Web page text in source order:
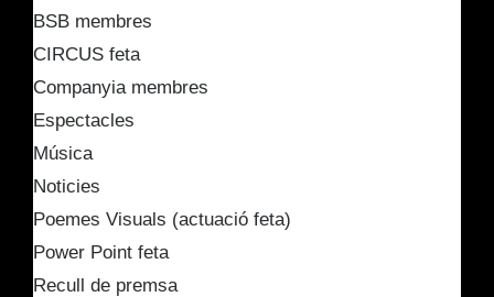
BSB membres
CIRCUS feta
Companyia membres
Espectacles
Música
Noticies
Poemes Visuals (actuació feta)
Power Point feta
Recull de premsa